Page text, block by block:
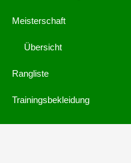
Meisterschaft
Übersicht
Rangliste
Trainingsbekleidung